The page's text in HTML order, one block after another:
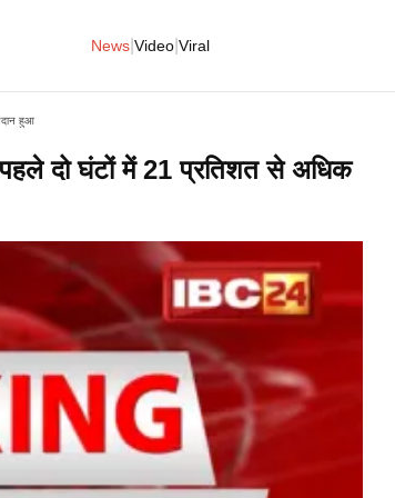
News Video Viral
हुआ
दो घंटों में 21 प्रतिशत से अधिक